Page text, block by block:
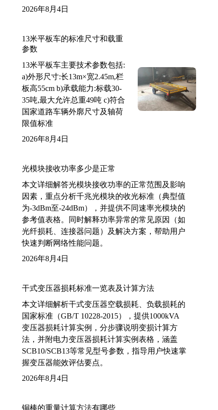
2026年8月4日
13米平板车的标准尺寸和载重
参数
13米平板车主要技术参数包括:
a)外形尺寸:长13m×宽2.45m,栏
板高55cm b)承载能力:标载30-
35吨,最大允许总重49吨 c)符合
国家道路车辆外廓尺寸及轴荷
限值标准
2026年8月4日
光模块接收功率多少是正常
本文详细解答光模块接收功率的正常范围及影响
因素，重点分析千兆光模块的收光标准（典型值
为-3dBm至-24dBm），并提供不同速率光模块的
参考值表格。同时解释功率异常的常见原因（如
光纤损耗、连接器问题）及解决方案，帮助用户
快速判断网络性能问题。
2026年8月4日
干式变压器损耗标准一览表及计算方法
本文详细解析干式变压器空载损耗、负载损耗的
国家标准（GB/T 10228-2015），提供1000kVA
变压器损耗计算实例，分步骤说明变损计算方
法，并附电力变压器损耗计算实例表格，涵盖
SCB10/SCB13等常见型号参数，指导用户快速掌
握变压器能效评估要点。
2026年8月4日
铜棒的重量计算方法有哪些